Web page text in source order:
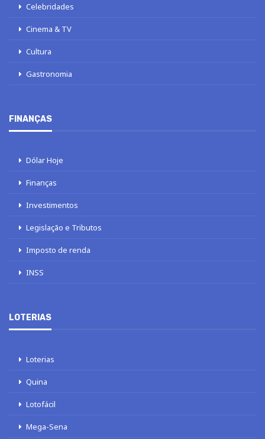
Celebridades
Cinema & TV
Cultura
Gastronomia
FINANÇAS
Dólar Hoje
Finanças
Investimentos
Legislação e Tributos
Imposto de renda
INSS
LOTERIAS
Loterias
Quina
Lotofácil
Mega-Sena